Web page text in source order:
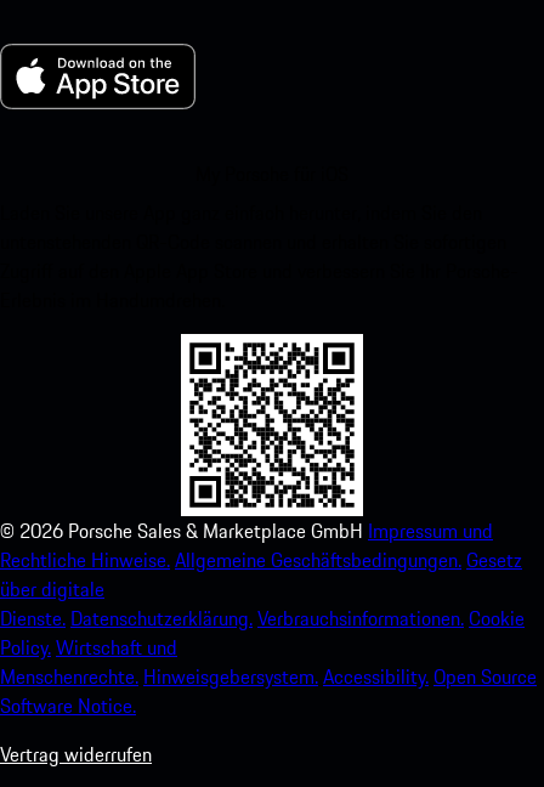
© 2026 Porsche Sales & Marketplace GmbH Impressum und
Rechtliche Hinweise.Allgemeine Geschäftsbedingungen.Gesetz
über digitale
Dienste. Datenschutzerklärung.Verbrauchsinformationen.Cookie
Policy.Wirtschaft und
Menschenrechte. Hinweisgebersystem.Accessibility.Open Source
Software Notice.
Vertrag widerrufen